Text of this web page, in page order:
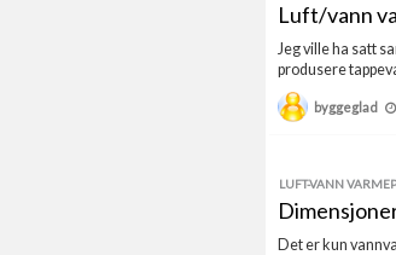
Luft/vann
Jeg ville ha satt
produsere
byggeglad
LUFT-VANN
Det er kun